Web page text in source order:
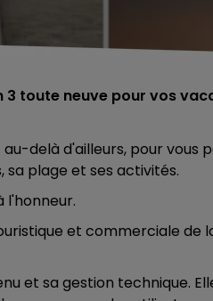
toute neuve pour vos
delà d'ailleurs, pour vous
plage et ses activités.
l'honneur.
et commerciale de
et sa gestion technique.